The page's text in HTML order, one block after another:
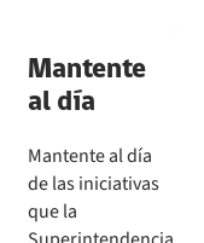
Mantente
al día
Mantente al día
de las iniciativas
que la